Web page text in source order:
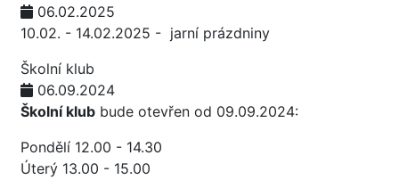
06.02.2025
10.02. - 14.02.2025 - jarní prázdniny
Školní klub
06.09.2024
Školní klub bude otevřen od 09.09.2024:
Pondělí 12.00 - 14.30
Úterý 13.00 - 15.00